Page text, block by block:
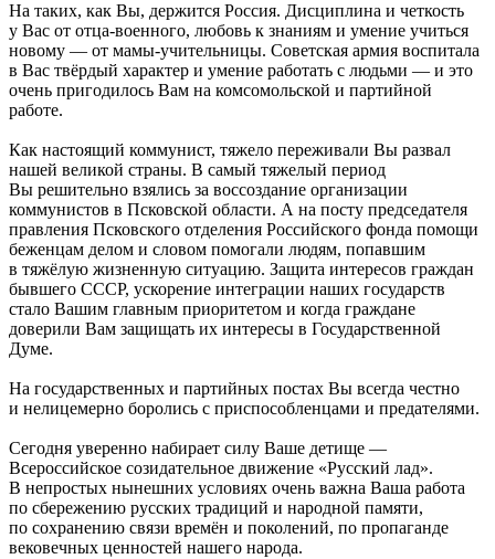
На таких, как Вы, держится Россия. Дисциплина и четкость
у Вас от отца-военного, любовь к знаниям и умение учиться
новому — от мамы-учительницы. Советская армия воспитала
в Вас твёрдый характер и умение работать с людьми — и это
очень пригодилось Вам на комсомольской и партийной
работе.
Как настоящий коммунист, тяжело переживали Вы развал
нашей великой страны. В самый тяжелый период
Вы решительно взялись за воссоздание организации
коммунистов в Псковской области. А на посту председателя
правления Псковского отделения Российского фонда помощи
беженцам делом и словом помогали людям, попавшим
в тяжёлую жизненную ситуацию. Защита интересов граждан
бывшего СССР, ускорение интеграции наших государств
стало Вашим главным приоритетом и когда граждане
доверили Вам защищать их интересы в Государственной
Думе.
На государственных и партийных постах Вы всегда честно
и нелицемерно боролись с приспособленцами и предателями.
Сегодня уверенно набирает силу Ваше детище —
Всероссийское созидательное движение «Русский лад».
В непростых нынешних условиях очень важна Ваша работа
по сбережению русских традиций и народной памяти,
по сохранению связи времён и поколений, по пропаганде
вековечных ценностей нашего народа.